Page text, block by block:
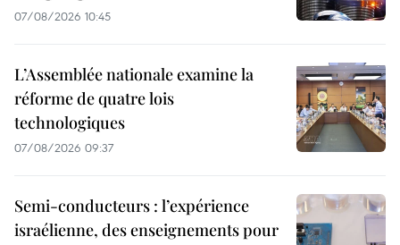
07/08/2026 10:45
L’Assemblée nationale examine la
réforme de quatre lois
technologiques
07/08/2026 09:37
Semi-conducteurs : l’expérience
israélienne, des enseignements pour